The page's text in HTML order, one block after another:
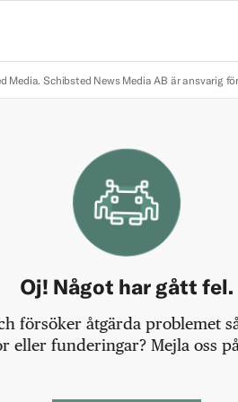
Media. Schibsted News Media AB är ansvarig
Oj! Något har gått fel.
försöker åtgärda problemet
eller funderingar? Mejla oss